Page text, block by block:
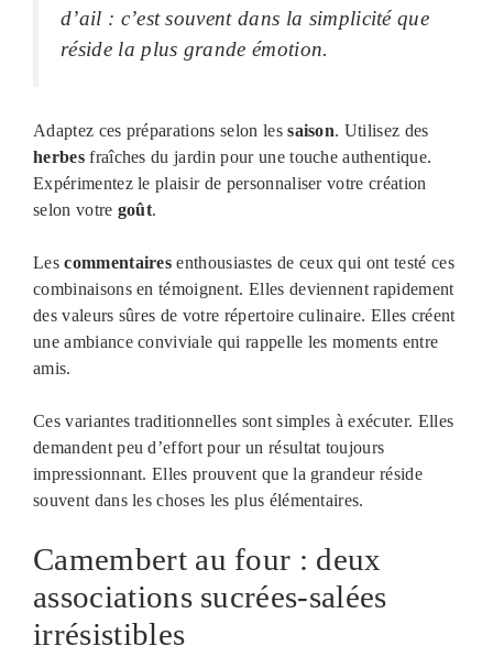
d’ail : c’est souvent dans la simplicité que
réside la plus grande émotion.
Adaptez ces préparations selon lessaison. Utilisez des
herbesfraîches du jardin pour une touche authentique.
Expérimentez le plaisir de personnaliser votre création
selon votre goût.
Lescommentaires enthousiastes de ceux qui ont testé ces
combinaisons en témoignent. Elles deviennent rapidement
des valeurs sûres de votre répertoire culinaire. Elles créent
une ambiance conviviale qui rappelle les moments entre
amis.
Ces variantes traditionnelles sont simples à exécuter. Elles
demandent peu d’effort pour un résultat toujours
impressionnant. Elles prouvent que la grandeur réside
souvent dans les choses les plus élémentaires.
Camembert au four : deux
associations sucrées-salées
irrésistibles